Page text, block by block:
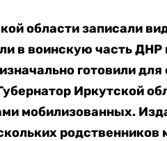
области записали
в воинскую часть
готовили
Иркутской
мобилизованных.